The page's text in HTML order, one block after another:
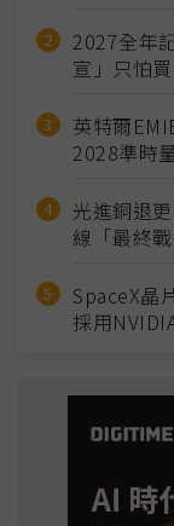
2027全年
宣」只怕
英特爾
2028準時
光進銅退
線「最終戰
SpaceX晶
採用